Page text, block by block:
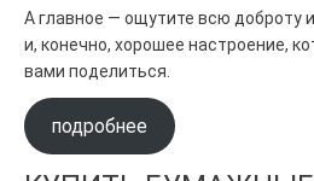
А главное — ощутите всю доброту
и, конечно, хорошее настроение,
вами поделиться.
подробнее